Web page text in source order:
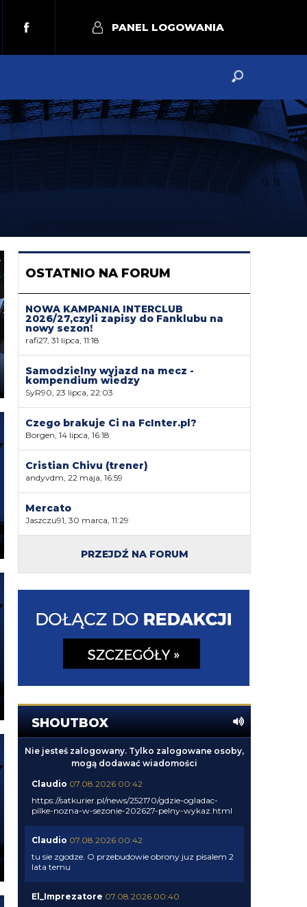
PANEL LOGOWANIA
OSTATNIO NA FORUM
NOWA KAMPANIA INTERCLUB
2026/27,czyli zapisy do Fanklubu na
nowy sezon!
rafi27, 31 lipca, 11:18
Samodzielny wyjazd na mecz -
kompendium wiedzy
SyR90, 23 lipca, 22:03
Czego brakuje Ci na FcInter.pl?
Borgen, 14 lipca, 16:18
Cristian Chivu (trener)
andyvdm, 22 maja, 16:59
Mercato
Jaszczu91, 30 marca, 11:29
PRZEJDŹ NA FORUM
SHOUTBOX
Nie jesteś zalogowany. Tylko zalogowane osoby,
mogą dodawać wiadomości
Claudio 07.08.2026 00:42
https://satkurier.pl/news/252170/gdzie-ogladac-
pilke-nozna-w-sezonie-202627-pelny-wykaz.html
Claudio 07.08.2026 00:42
tu sie zgodze. O przebudowie obrony juz pisalem 2
lata temu
El_Imprezatore 07.08.2026 00:40